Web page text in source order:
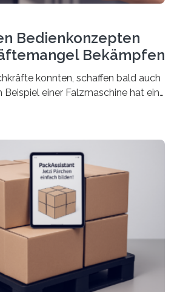
Bedienkonzepten
Bekämpfen
konnten, schaffen bald auch
Beispiel einer Falzmaschine hat ein
so sehr vereinfacht,
Methodik lässt sich auf alle
übertragen. Eine Falzmaschine
für echte Profis. Eine solche
Broschüren, Prospekte,
mehr – mehrere Zehntausend
Je nach Maschinentyp und